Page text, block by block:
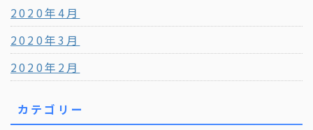
2020年4月
2020年3月
2020年2月
カテゴリー